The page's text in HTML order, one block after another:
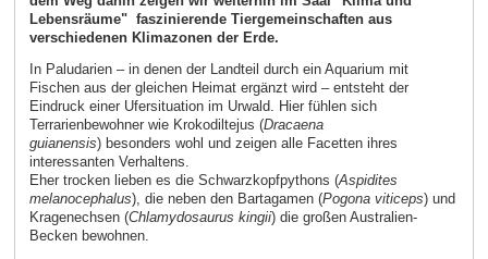
Lebensräume" faszinierende Tiergemeinschaften aus
verschiedenen Klimazonen der Erde.
In Paludarien – in denen der Landteil durch ein Aquarium mit
Fischen aus der gleichen Heimat ergänzt wird – entsteht der
Eindruck einer Ufersituation im Urwald. Hier fühlen sich
Terrarienbewohner wie Krokodiltejus (Dracaena
guianensis) besonders wohl und zeigen alle Facetten ihres
interessanten Verhaltens.
Eher trocken lieben es die Schwarzkopfpythons (Aspidites
melanocephalus), die neben den Bartagamen (Pogona viticeps) und
Kragenechsen (Chlamydosaurus kingii) die großen Australien-
Becken bewohnen.